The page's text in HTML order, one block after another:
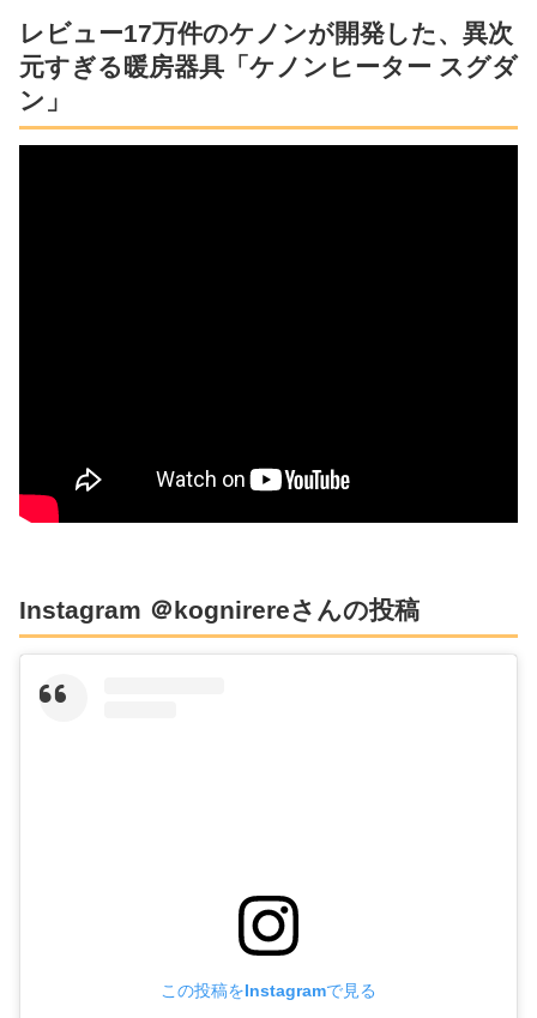
レビュー17万件のケノンが開発した、異次
元すぎる暖房器具「ケノンヒーター スグダ
ン」
Instagram ＠kognirereさんの投稿
この投稿をInstagramで見る